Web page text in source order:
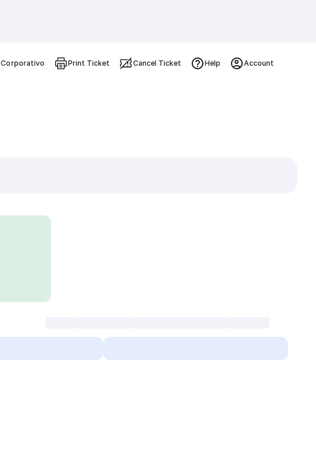
Corporativo Print Ticket Cancel Ticket Help Account